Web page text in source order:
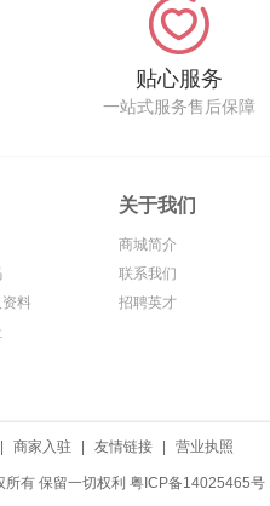
贴心服务
一站式服务售后保障
料
关于我们
商城简介
联系我们
招聘英才
商家入驻 友情链接| 营业执照
有 保留一切权利 粤ICP备14025465号